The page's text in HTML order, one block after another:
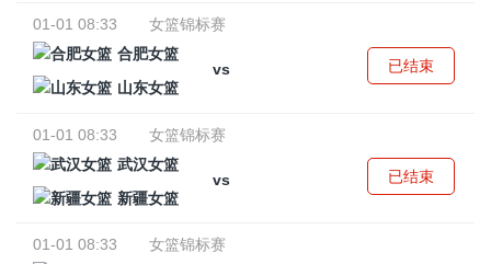
01-01 08:33
女篮锦标赛
合肥女篮
vs
山东女篮
已结束
01-01 08:33
女篮锦标赛
武汉女篮
vs
新疆女篮
已结束
01-01 08:33
女篮锦标赛